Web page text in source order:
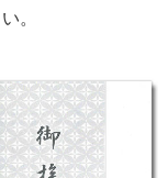
。